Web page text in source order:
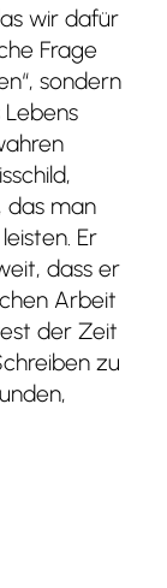
wir dafür
Frage
sondern
das man
Er
dass er
Arbeit
der Zeit
zu